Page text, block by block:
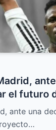
el futuro
ante una